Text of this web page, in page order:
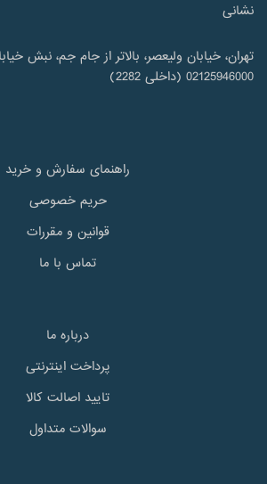
نشانی
تهران، خیابان ولیعصر، بالاتر از جام جم، نبش خیابان
02125946000 (داخلی 2282)
راهنمای سفارش و خرید
حریم خصوصی
قوانین و مقررات
تماس با ما
درباره ما
پرداخت اینترنتی
تایید اصالت کالا
سوالات متداول